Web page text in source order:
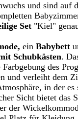
und sind auf
Set "Kiel"
ein Babybett
Schubkästen.
des
und verleiht dem
in der
Sicht bietet das
der